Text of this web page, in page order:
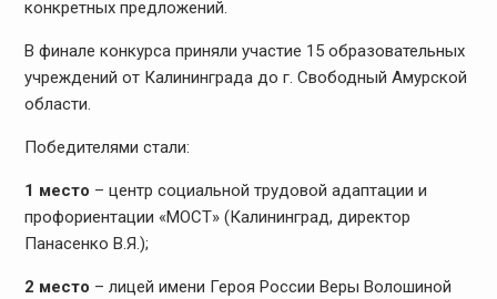
конкретных предложений.
В финале конкурса приняли участие 15 образовательных
учреждений от Калининграда до г. Свободный Амурской
области.
Победителями стали:
1 место – центр социальной трудовой адаптации и
профориентации «МОСТ» (Калининград, директор
Панасенко В.Я.);
2 место – лицей имени Героя России Веры Волошиной